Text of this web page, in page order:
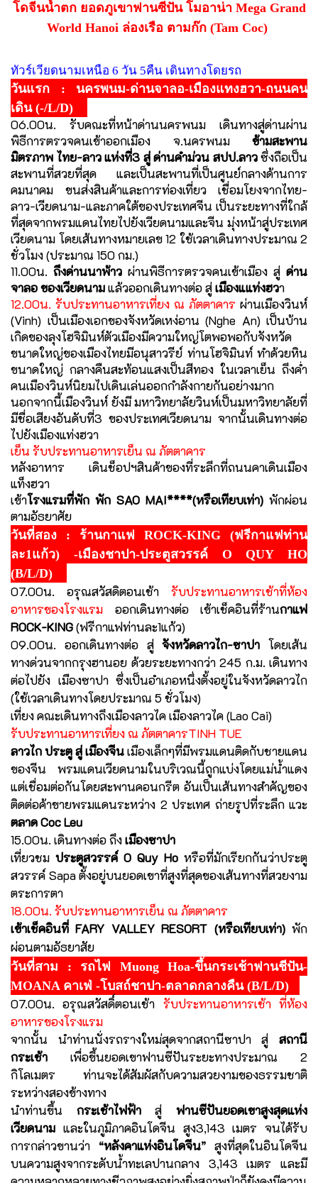
โดจีนน้ำตก ยอดภูเขาฟานซีปัน โมอาน่า Mega Grand
World Hanoi ล่องเรือ ตามก๊ก (Tam Coc)
ทัวร์เวียดนามเหนือ 6 วัน 5คืน เดินทางโดยรถ
วันแรก : นครพนม-ด่านจาลอ-เมืองแทงฮวา-ถนนคน
เดิน (-/L/D)
06.00น. รับคณะที่หน้าด่านนครพนม เดินทางสู่ด่านผ่าน
พิธีการตรวจคนเข้าออกเมือง จ.นครพนม ข้ามสะพาน
มิตรภาพ ไทย-ลาว แห่งที่3 สู่ ด่านคำม่วน สปป.ลาวซึ่งถือเป็น
สะพานที่สวยที่สุด และเป็นสะพานที่เป็นศูนย์กลางด้านการ
คมนาคม ขนส่งสินค้าและการท่องเที่ยว เชื่อมโยงจากไทย-
ลาว-เวียดนาม-และภาคใต้ของประเทศจีน เป็นระยะทางที่ใกล้
ที่สุดจากพรมแดนไทยไปยังเวียดนามและจีน มุ่งหน้าสู่ประเทศ
เวียดนาม โดยเส้นทางหมายเลข 12 ใช้เวลาเดินทางประมาณ 2
ชั่วโมง (ประมาณ 150 กม.)
11.00น. ถึงด่านนาพ้าว ผ่านพิธีการตรวจคนเข้าเมือง สู่ ด่าน
จาลอ ของเวียดนามแล้วออกเดินทางต่อ สู่เมืองแแท่งฮวา
12.00น. รับประทานอาหารเที่ยง ณ ภัตตาคาร ผ่านเมืองวินห์
(Vinh) เป็นเมืองเอกของจังหวัดเหง่อาน (Nghe An) เป็นบ้าน
เกิดของลุงโฮจิมินห์ตัวเมืองมีความใหญ่โตพอพอกับจังหวัด
ขนาดใหญ่ของเมืองไทยมีอนุสาวรีย์ ท่านโฮจิมินท์ ทำด้วยหิน
ขนาดใหญ่ กลางคืนสะท้อนแสงเป็นสีทอง ในเวลาเย็น ถึงค่ำ
คนเมืองวินห์นิยมไปเดินเล่นออกกำลังกายกันอย่างมาก
นอกจากนี้เมืองวินห์ ยังมี มหาวิทยาลัยวินห์เป็นมหาวิทยาลัยที่
มีชื่อเสียงอันดับที่3 ของประเทศเวียดนาม จากนั้นเดินทางต่อ
ไปยังเมืองแท่งฮวา
เย็น รับประทานอาหารเย็น ณ ภัตตาคาร
หลังอาหาร เดินช็อปฯสินค้าของที่ระลึกที่ถนนคาเดินเมือง
แท็งฮวา
เข้าโรงแรมที่พัก พัก SAO MAI****(หรือเทียบเท่า) พักผ่อน
ตามอัธยาศัย
วันที่สอง : ร้านกาแฟ ROCK-KING (ฟรีกาแฟท่าน
ละ1แก้ว) -เมืองชาปา-ประตูสวรรค์ O QUY HO
(B/L/D)
07.00น. อรุณสวัสดิตอนเช้า รับประทานอาหารเช้าที่ห้อง
อาหารของโรงแรม ออกเดินทางต่อ เข้าเช็คอินที่ร้านกาแฟ
ROCK-KING(ฟรีกาแฟท่านละ1แก้ว)
09.00น. ออกเดินทางต่อ สู่จังหวัดลาวไก-ซาปา โดยเส้น
ทางด่วนจากกรุงฮานอย ด้วยระยะทางกว่า 245 ก.ม. เดินทาง
ต่อไปยัง เมืองซาปา ซึ่งเป็นอำเภอหนึ่งตั้งอยู่ในจังหวัดลาวไก
(ใช้เวลาเดินทางโดยประมาณ 5 ชั่วโมง)
เที่ยง คณะเดินทางถึงเมืองลาวไค เมืองลาวไค (Lao Cai)
รับประทานอาหารเที่ยง ณ ภัตตาคารTINH TUE
ลาวไก ประตู สู่ เมืองจีนเมืองเล็กๆที่มีพรมแดนติดกับชายแดน
ของจีน พรมแดนเวียดนามในบริเวณนี้ถูกแบ่งโดยแม่น้ำแดง
แต่เชื่อมต่อกันโดยสะพานคอนกรีต อันเป็นเส้นทางสำคัญของ
ติดต่อค้าขายพรมแดนระหว่าง 2 ประเทศ ถ่ายรูปที่ระลึก แวะ
ตลาด Coc Leu
15.00น. เดินทางต่อ ถึงเมืองซาปา
เที่ยวชม ประตูสวรรค์ O Quy Ho หรือที่มักเรียกกันว่าประตู
สวรรค์ Sapa ตั้งอยู่บนยอดเขาที่สูงที่สุดของเส้นทางที่สวยงาม
ตระการตา
18.00น. รับประทานอาหารเย็น ณ ภัตตาคาร
เข้าเช็คอินที่ FARY VALLEY RESORT (หรือเทียบเท่า) พัก
ผ่อนตามอัธยาสัย
วันที่สาม : รถไฟ Muong Hoa-ขึ้นกระเช้าฟานชีปัน-
MOANA คาเฟ่ -โบสถ์ชาปา-ตลาดกลางคืน (B/L/D)
07.00น. อรุณสวัสดิ์ตอนเช้า รับประทานอาหารเช้า ที่ห้อง
อาหารของโรงแรม
จากนั้น นำท่านนั่งรถรางใหม่สุดจากสถานีซาปา สู่ สถานี
กระเช้า เพื่อขึ้นยอดเขาฟานซีปันระยะทางประมาณ 2
กิโลเมตร ท่านจะได้สัมผัสกับความสวยงามของธรรมชาติ
ระหว่างสองข้างทาง
นำท่านขึ้น กระเช้าไฟฟ้าสู่ฟานซีปันยอดเขาสูงสุดแห่ง
เวียดนาม และในภูมิภาคอินโดจีน สูง3,143 เมตร จนได้รับ
การกล่าวขานว่า “หลังคาแห่งอินโดจีน” สูงที่สุดในอินโดจีน
บนความสูงจากระดับน้ำทะเลปานกลาง 3,143 เมตร และมี